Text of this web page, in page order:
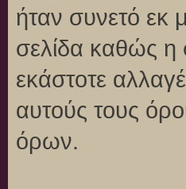
ήταν συνετό εκ
σελίδα καθώς η
εκάστοτε
αυτούς τους
όρων.